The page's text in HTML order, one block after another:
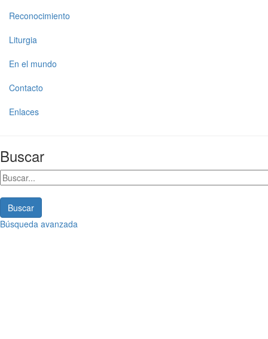
Reconocimiento
Liturgia
En el mundo
Contacto
Enlaces
Buscar
Buscar
Búsqueda avanzada